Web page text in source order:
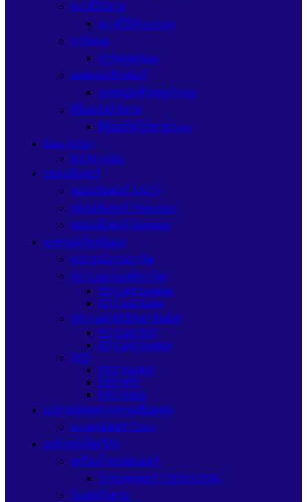
เมาส์ไร้สาย
เมาส์ไร้สายAsus
การ์ดจอ
การ์ดจอAsus
เคสคอมพิวเตอร์
เคสคอมพิวเตอร์Asus
คีย์บอร์ดไร้สาย
คีย์บอร์ดไร้สายAsus
Ram (แรม)
RAM Adata
จอมอนิเตอร์
จอมอนิเตอร์ ASUS
จอมอนิเตอร์ Viewsonic
จอมอนิเตอร์ Samsung
อุปกรณ์เก็บข้อมูล
อุปกรณ์อ่านการ์ด
SD Card (เอสดีการ์ด)
SD Card Sandisk
SD Card Adata
SD Card HDD(ฮาร์ดดิส)
SD Card WD
SD Card Seagate
SSD
SSD Sandisk
SSD WD
SSD Adata
อุปกรณ์ต่อพ่วง/สายเชื่อมต่อ
อะแดปเตอร์ Cisco
อุปกรณ์เน็ตเวิร์ก
เครื่องโปรเจคเตอร์
โปรเจคเตอร์ VIEWSONIC
โมดูลไร้สาย